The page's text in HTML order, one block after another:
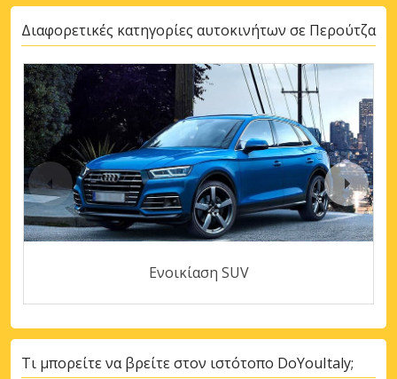
Διαφορετικές κατηγορίες αυτοκινήτων σε Περούτζα
Ενοικίαση SUV
Τι μπορείτε να βρείτε στον ιστότοπο DoYouItaly;